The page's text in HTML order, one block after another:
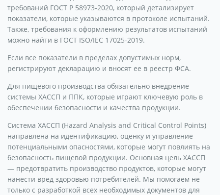
требований ГОСТ Р 58973-2020, который детализирует
показатели, которые указываются в протоколе испытаний.
Также, требования к оформлению результатов испытаний
можно найти в ГОСТ ISO/IEC 17025-2019.
Если все показатели в пределах допустимых норм,
регистрируют декларацию и вносят ее в реестр ФСА.
Для пищевого производства обязательно внедрение
системы ХАССП и ППК, которые играют ключевую роль в
обеспечении безопасности и качества продукции.
Система ХАССП (Hazard Analysis and Critical Control Points)
направлена на идентификацию, оценку и управление
потенциальными опасностями, которые могут повлиять на
безопасность пищевой продукции. Основная цель ХАССП
— предотвратить производство продуктов, которые могут
нанести вред здоровью потребителей. Мы помогаем не
только с разработкой всех необходимых документов для